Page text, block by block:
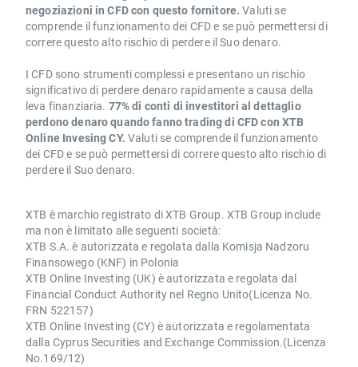
negoziazioni in CFD con questo fornitore. Valuti se
comprende il funzionamento dei CFD e se può permettersi di
correre questo alto rischio di perdere il Suo denaro.
I CFD sono strumenti complessi e presentano un rischio
significativo di perdere denaro rapidamente a causa della
leva finanziaria. 77% di conti di investitori al dettaglio
perdono denaro quando fanno trading di CFD con XTB
Online Invesing CY. Valuti se comprende il funzionamento
dei CFD e se può permettersi di correre questo alto rischio di
perdere il Suo denaro.
XTB è marchio registrato di XTB Group. XTB Group include
ma non è limitato alle seguenti società:
XTB S.A. è autorizzata e regolata dalla Komisja Nadzoru
Finansowego (KNF) in Polonia
XTB Online Investing (UK) è autorizzata e regolata dal
Financial Conduct Authority nel Regno Unito(Licenza No.
FRN 522157)
XTB Online Investing (CY) è autorizzata e regolamentata
dalla Cyprus Securities and Exchange Commission.(Licenza
No.169/12)